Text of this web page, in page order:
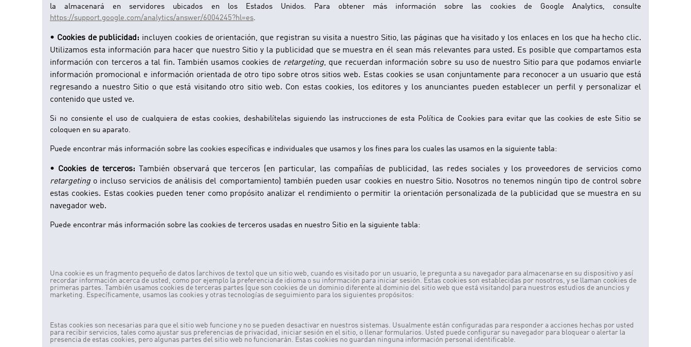
la almacenará en servidores ubicados en los Estados Unidos. Para obtener más información sobre las cookies de Google Analytics, consulte
https://support.google.com/analytics/answer/6004245?hl=es.
• Cookies de publicidad: incluyen cookies de orientación, que registran su visita a nuestro Sitio, las páginas que ha visitado y los enlaces en los que ha hecho clic.
Utilizamos esta información para hacer que nuestro Sitio y la publicidad que se muestra en él sean más relevantes para usted. Es posible que compartamos esta
información con terceros a tal fin. También usamos cookies de retargeting, que recuerdan información sobre su uso de nuestro Sitio para que podamos enviarle
información promocional e información orientada de otro tipo sobre otros sitios web. Estas cookies se usan conjuntamente para reconocer a un usuario que está
regresando a nuestro Sitio o que está visitando otro sitio web. Con estas cookies, los editores y los anunciantes pueden establecer un perfil y personalizar el
contenido que usted ve.
Si no consiente el uso de cualquiera de estas cookies, deshabilítelas siguiendo las instrucciones de esta Política de Cookies para evitar que las cookies de este Sitio se
coloquen en su aparato.
Puede encontrar más información sobre las cookies específicas e individuales que usamos y los fines para los cuales las usamos en la siguiente tabla:
• Cookies de terceros: También observará que terceros (en particular, las compañías de publicidad, las redes sociales y los proveedores de servicios como
retargeting o incluso servicios de análisis del comportamiento) también pueden usar cookies en nuestro Sitio. Nosotros no tenemos ningún tipo de control sobre
estas cookies. Estas cookies pueden tener como propósito analizar el rendimiento o permitir la orientación personalizada de la publicidad que se muestra en su
navegador web.
Puede encontrar más información sobre las cookies de terceros usadas en nuestro Sitio en la siguiente tabla:
Una cookie es un fragmento pequeño de datos (archivos de texto) que un sitio web, cuando es visitado por un usuario, le pregunta a su navegador para almacenarse en su dispositivo y así
recordar información acerca de usted, como por ejemplo la preferencia de idioma o su información para iniciar sesión. Estas cookies son establecidas por nosotros, y se llaman cookies de
primeras partes. También usamos cookies de terceras partes (que son cookies de un dominio diferente al dominio del sitio web que está visitando) para nuestros estudios de anuncios y
marketing. Específicamente, usamos las cookies y otras tecnologías de seguimiento para los siguientes propósitos:
Estas cookies son necesarias para que el sitio web funcione y no se pueden desactivar en nuestros sistemas. Usualmente están configuradas para responder a acciones hechas por usted
para recibir servicios, tales como ajustar sus preferencias de privacidad, iniciar sesión en el sitio, o llenar formularios. Usted puede configurar su navegador para bloquear o alertar la
presencia de estas cookies, pero algunas partes del sitio web no funcionarán. Estas cookies no guardan ninguna información personal identificable.